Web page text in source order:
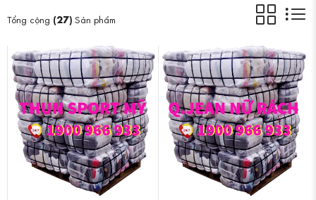
Tổng cộng (27) Sản phẩm